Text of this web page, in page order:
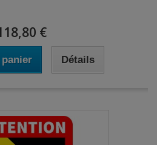
€
Détails